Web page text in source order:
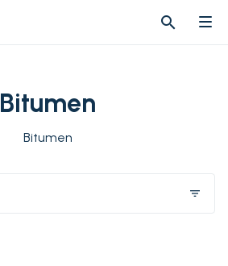
search
search
Bitumen
Bitumen
filter_list